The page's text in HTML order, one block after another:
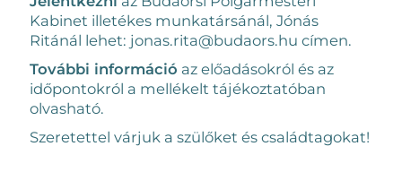
Kabinet illetékes munkatársánál, Jónás
Ritánál lehet: jonas.rita@budaors.hu címen.
További információ az előadásokról és az
időpontokról a mellékelt tájékoztatóban
olvasható.
Szeretettel várjuk a szülőket és családtagokat!